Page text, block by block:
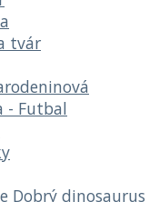
tvár
- Futbal
Dobrý dinosaurus